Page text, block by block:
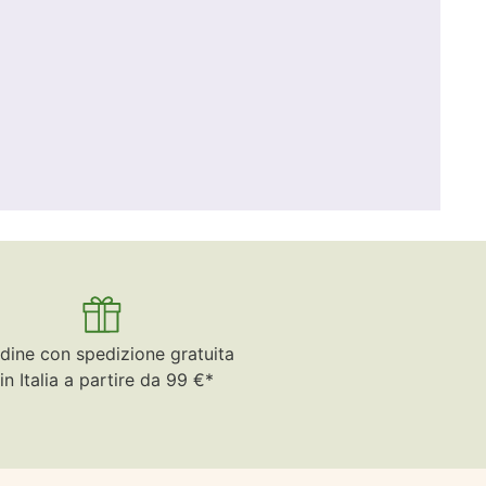
con spedizione gratuita
in Italia a partire da 99 €*